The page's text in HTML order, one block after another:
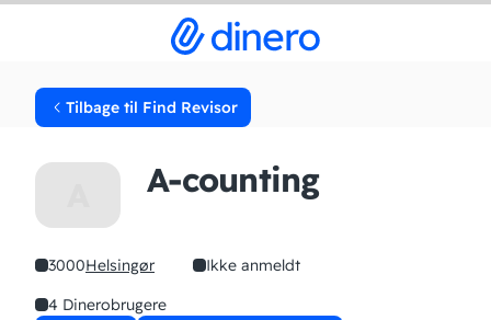
Tilbage til Find Revisor
A-counting
3000Helsingør
Ikke anmeldt
4 Dinerobrugere